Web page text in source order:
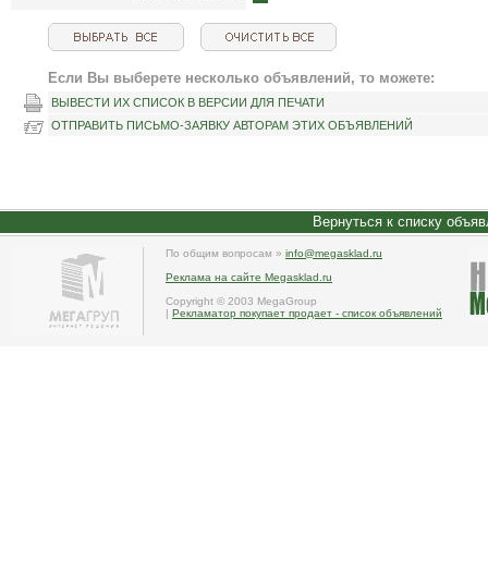
Если Вы выберете несколько объявлений, то можете:
ВЫВЕСТИ ИХ СПИСОК В ВЕРСИИ ДЛЯ ПЕЧАТИ
ОТПРАВИТЬ ПИСЬМО-ЗАЯВКУ АВТОРАМ ЭТИХ ОБЪЯВЛЕНИЙ
Вернуться к списку
По общим вопросам » info@megasklad.ru
Реклама на сайте Megasklad.ru
Copyright © 2003 MegaGroup
| Рекламатор покупает продает - список объявлений